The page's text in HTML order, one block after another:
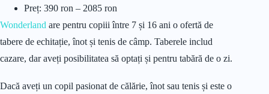
Preț: 390 ron – 2085 ron
Wonderland are pentru copiii între 7 și 16 ani o ofertă de
tabere de echitație, înot și tenis de câmp. Taberele includ
cazare, dar aveți posibilitatea să optați și pentru tabără de o zi.
Dacă aveți un copil pasionat de călărie, înot sau tenis și este o